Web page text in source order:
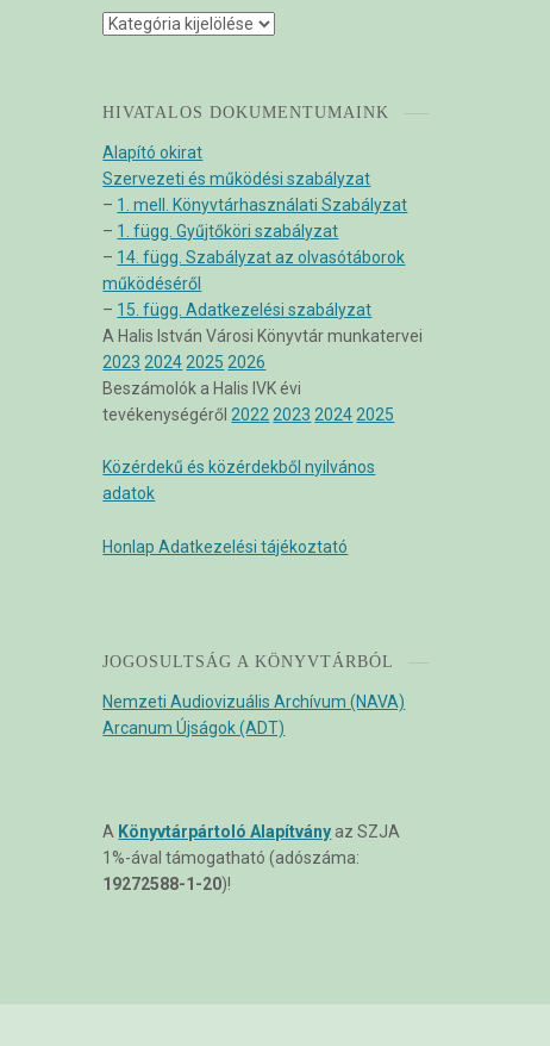
Kategóriák
HIVATALOS DOKUMENTUMAINK
Alapító okirat
Szervezeti és működési szabályzat
– 1. mell. Könyvtárhasználati Szabályzat
– 1. függ. Gyűjtőköri szabályzat
– 14. függ. Szabályzat az olvasótáborok
működéséről
– 15. függ. Adatkezelési szabályzat
A Halis István Városi Könyvtár munkatervei
2023 2024 2025 2026
Beszámolók a Halis IVK évi
tevékenységéről 2022 2023 2024 2025
Közérdekű és közérdekből nyilvános
adatok
Honlap Adatkezelési tájékoztató
JOGOSULTSÁG A KÖNYVTÁRBÓL
Nemzeti Audiovizuális Archívum (NAVA)
Arcanum Újságok (ADT)
A Könyvtárpártoló Alapítvány az SZJA
1%-ával támogatható (adószáma:
19272588-1-20)!